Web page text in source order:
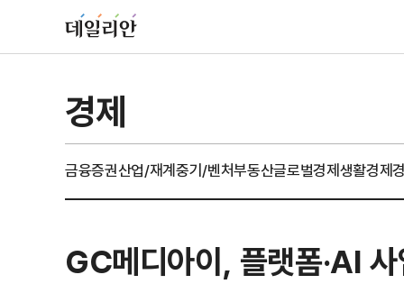
경제
금융증권산업/재계중기/벤처부동산글로벌경제생활경제
GC메디아이, 플랫폼·AI